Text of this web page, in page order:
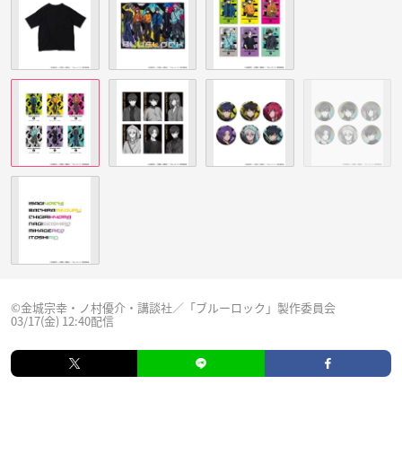
©金城宗幸・ノ村優介・講談社／「ブルーロック」製作委員会
03/17(金) 12:40配信